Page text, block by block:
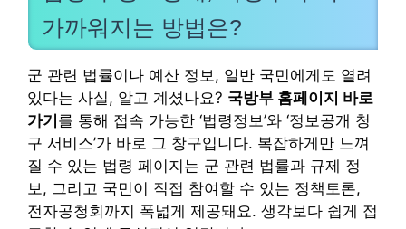
가까워지는 방법은?
군 관련 법률이나 예산 정보, 일반 국민에게도 열려
있다는 사실, 알고 계셨나요? 국방부 홈페이지 바로
가기를 통해 접속 가능한 ‘법령정보’와 ‘정보공개 청
구 서비스’가 바로 그 창구입니다. 복잡하게만 느껴
질 수 있는 법령 페이지는 군 관련 법률과 규제 정
보, 그리고 국민이 직접 참여할 수 있는 정책토론,
전자공청회까지 폭넓게 제공돼요. 생각보다 쉽게 접